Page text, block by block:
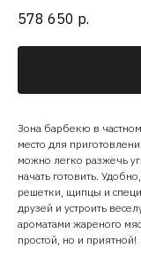
578 650 р.
Зона барбекю в
место для
можно легко разжечь
начать готовить.
решетки, щипцы и
друзей и устроить
ароматами жареного
простой, но и приятной!